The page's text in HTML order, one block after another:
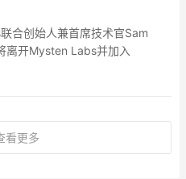
合创始人兼首席技术官Sam
离开Mysten Labs并加入
。Blackshear表示当前攻防力
他充满动力。他将继续担任
看更多